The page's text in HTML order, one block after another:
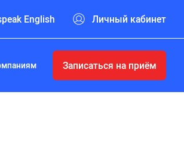
English Личный кабинет
Записаться на приём